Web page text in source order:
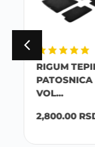
RIGUM TEPIH
PATOSNICA
VOL...
2,800.00RSD